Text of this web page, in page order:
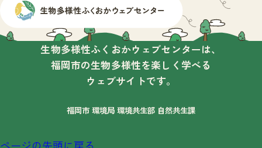
生物多様性ふくおかウェブセンターは、
福岡市の生物多様性を楽しく学べる
ウェブサイトです。
福岡市 環境局 環境共生部 自然共生課